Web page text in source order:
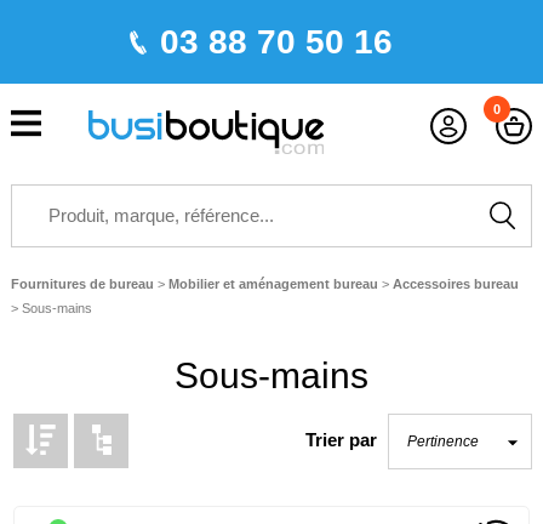
03 88 70 50 16
0
Fournitures de bureau > Mobilier et aménagement bureau > Accessoires bureau
> Sous-mains
Sous-mains
Trier par